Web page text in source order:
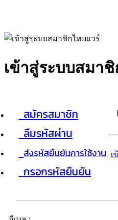
เข้าสู่ระบบสมา
สมัครสมาชิก
ลืมรหัสผ่าน
ส่งรหัสยืนยันการใช้งาน
กรอกรหัสยืนยัน
เ